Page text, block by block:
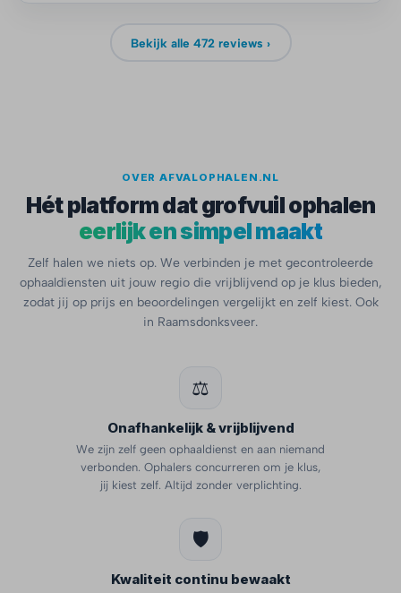
Bekijk alle 472 reviews ›
OVER AFVALOPHALEN.NL
Hét platform dat grofvuil ophalen
eerlijk en simpel maakt
Zelf halen we niets op. We verbinden je met gecontroleerde
ophaaldiensten uit jouw regio die vrijblijvend op je klus bieden,
zodat jij op prijs en beoordelingen vergelijkt en zelf kiest. Ook
in Raamsdonksveer.
⚖️
Onafhankelijk & vrijblijvend
We zijn zelf geen ophaaldienst en aan niemand
verbonden. Ophalers concurreren om je klus,
jij kiest zelf. Altijd zonder verplichting.
🛡️
Kwaliteit continu bewaakt